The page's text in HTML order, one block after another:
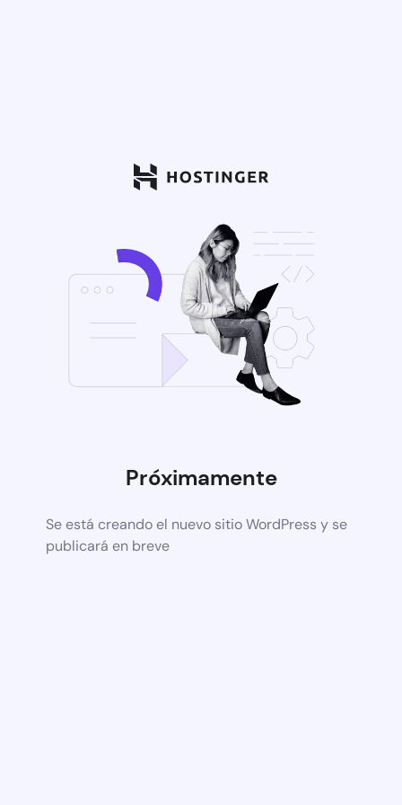
Próximamente
Se está creando el nuevo sitio WordPress y se
publicará en breve